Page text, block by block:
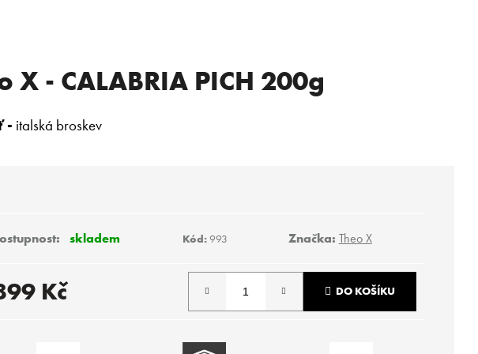
X - CALABRIA PICH 200g
- italská broskev
skladem Kód: 993 Značka: Theo X
Kč DO KOŠÍKU
Následující